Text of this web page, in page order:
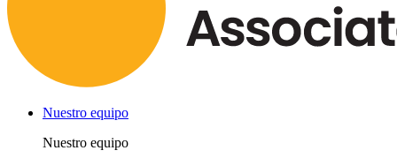
Nuestro equipo
Nuestro equipo